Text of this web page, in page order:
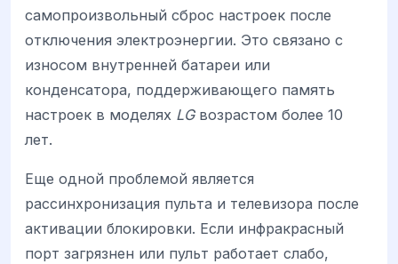
самопроизвольный сброс настроек после
отключения электроэнергии. Это связано с
износом внутренней батареи или
конденсатора, поддерживающего память
настроек в моделях LGвозрастом более 10
лет.
Еще одной проблемой является
рассинхронизация пульта и телевизора после
активации блокировки. Если инфракрасный
порт загрязнен или пульт работает слабо,